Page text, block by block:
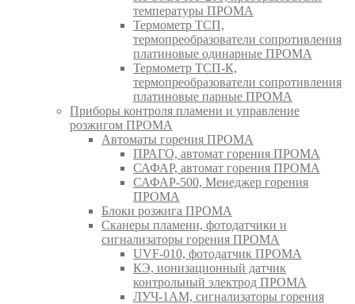
температуры ПРОМА
Термометр ТСП,
термопреобразователи сопротивления
платиновые одинарные ПРОМА
Термометр ТСП-К,
термопреобразователи сопротивления
платиновые парные ПРОМА
Приборы контроля пламени и управление
розжигом ПРОМА
Автоматы горения ПРОМА
ПРАГО, автомат горения ПРОМА
САФАР, автомат горения ПРОМА
САФАР-500, Менеджер горения
ПРОМА
Блоки розжига ПРОМА
Сканеры пламени, фотодатчики и
сигнализаторы горения ПРОМА
UVF-010, фотодатчик ПРОМА
КЭ, ионизационный датчик
контрольный электрод ПРОМА
ЛУЧ-1АМ, сигнализаторы горения